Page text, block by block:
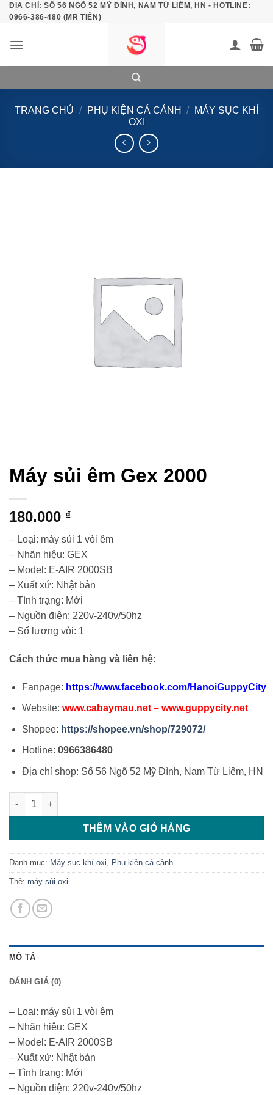
Bỏ
qua
dung
ĐỊA CHỈ: SỐ 56 NGÕ 52 MỸ ĐÌNH, NAM TỪ LIÊM, HN - HOTLINE:
0966-386-480 (MR TIẾN)
TRANG CHỦ / PHỤ KIỆN CÁ CẢNH /
MÁY SỤC KHÍ
OXI
Máy sủi êm Gex 2000
180.000 ₫
– Loại: máy sủi 1 vòi êm
– Nhãn hiệu: GEX
– Model: E-AIR 2000SB
– Xuất xứ: Nhật bản
– Tình trạng: Mới
– Nguồn điện: 220v-240v/50hz
– Số lượng vòi: 1
Cách thức mua hàng và liên hệ:
Fanpage: https://www.facebook.com/HanoiGuppyCity
Website: www.cabaymau.net– www.guppycity.net
Shopee: https://shopee.vn/shop/729072/
Hotline: 0966386480
Địa chỉ shop: Số 56 Ngõ 52 Mỹ Đình, Nam Từ Liêm, HN
Máy sủi êm Gex 2000 số lượng
THÊM VÀO GIỎ HÀNG
Danh mục: Máy sục khí oxi Phụ kiện cá cảnh
Thẻ: máy sủi oxi
MÔ TẢ
ĐÁNH GIÁ (0)
– Loại: máy sủi 1 vòi êm
– Nhãn hiệu: GEX
– Model: E-AIR 2000SB
– Xuất xứ: Nhật bản
– Tình trạng: Mới
– Nguồn điện: 220v-240v/50hz